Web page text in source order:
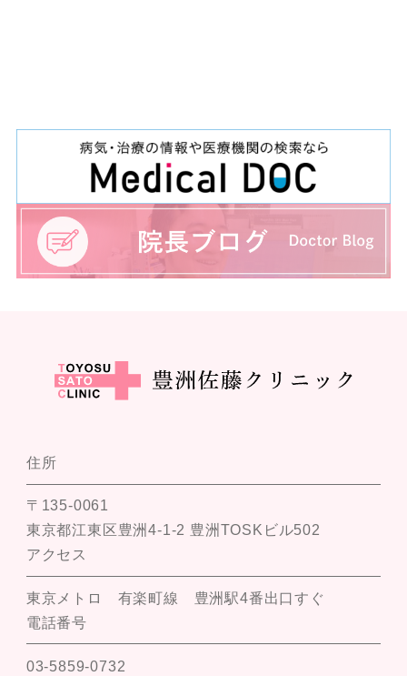
住所
〒135-0061
東京都江東区豊洲4-1-2 豊洲TOSKビル502
アクセス
東京メトロ 有楽町線 豊洲駅4番出口すぐ
電話番号
03-5859-0732